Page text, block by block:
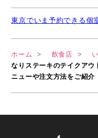
東京でいま予約できる個
ホーム 飲食店
なりステーキのテイクアウ
ニューや注文方法をご紹介